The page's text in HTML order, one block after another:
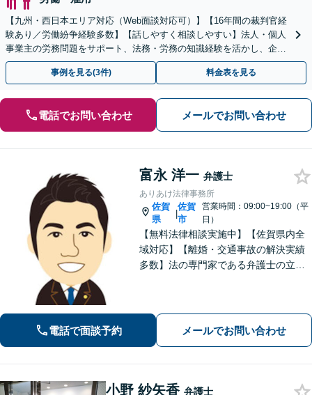
【九州・西日本エリア対応（Web面談対応可）】【16年間の裁判官経
験あり／労働紛争経験多数】【話しやすく相談しやすい】法人・個人
事業主の労務問題をサポート、法務・労務の知識経験を活かし、企業
側から御社の労働問題解決に尽力します。
事例を見る(3件) 料金表を見る
電話でお問い合わせ メールでお問い合わせ
富永 洋一 弁護士
ありあけ法律事務所
佐賀
県
|
佐賀
市
営業時間：09:00~19:00（平
日）
【無料法律相談実施中】【佐賀県内全
域対応】【離婚・交通事故の解決実績
多数】法の専門家である弁護士の立場
電話で面談予約 メールでお問い合わせ
小野 紗矢香 弁護士